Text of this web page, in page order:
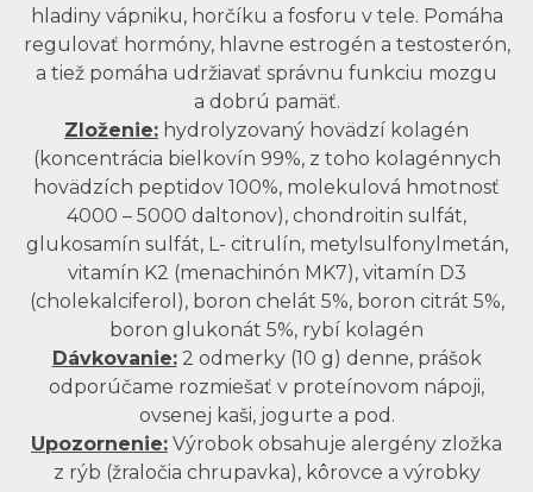
hladiny vápniku, horčíku a fosforu v tele. Pomáha
regulovať hormóny, hlavne estrogén a testosterón,
a tiež pomáha udržiavať správnu funkciu mozgu
a dobrú pamäť.
Zloženie: hydrolyzovaný hovädzí kolagén
(koncentrácia bielkovín 99%, z toho kolagénnych
hovädzích peptidov 100%, molekulová hmotnosť
4000 – 5000 daltonov), chondroitin sulfát,
glukosamín sulfát, L- citrulín, metylsulfonylmetán,
vitamín K2 (menachinón MK7), vitamín D3
(cholekalciferol), boron chelát 5%, boron citrát 5%,
boron glukonát 5%, rybí kolagén
Dávkovanie:2 odmerky (10 g) denne, prášok
odporúčame rozmiešať v proteínovom nápoji,
ovsenej kaši, jogurte a pod.
Upozornenie: Výrobok obsahuje alergény zložka
z rýb (žraločia chrupavka), kôrovce a výrobky